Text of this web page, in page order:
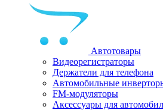
Автотовары
Видеорегистраторы
Держатели для телефона
Автомобильные
FM-модуляторы
Аксессуары для